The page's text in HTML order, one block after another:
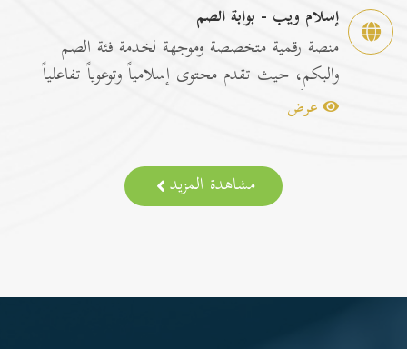
إسلام ويب - بوابة الصم
منصة رقمية متخصصة وموجهة لخدمة فئة الصم
والبكم، حيث تقدم محتوى إسلامياً وتوعوياً تفاعلياً
مترجماً با...
عرض
مشاهدة المزيد